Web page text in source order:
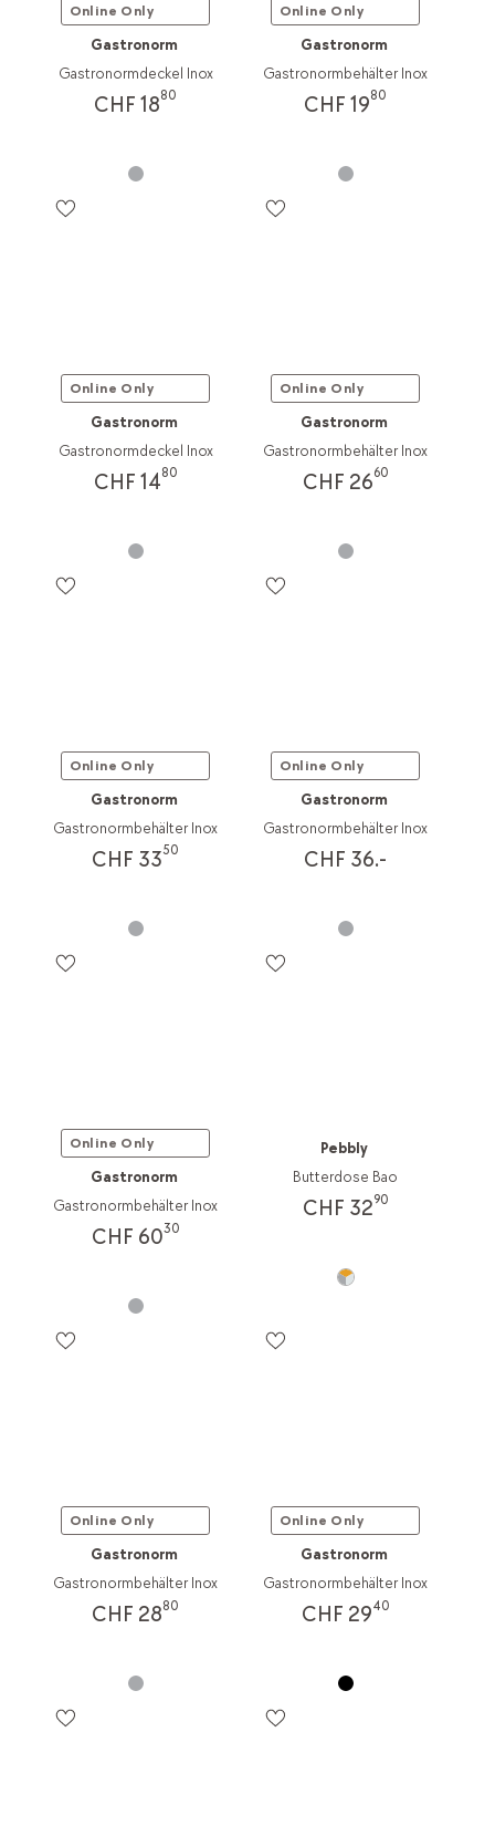
Online Only
Gastronorm
Gastronormdeckel Inox
CHF 1880
Online Only
Gastronorm
Gastronormbehälter Inox
CHF 1980
Online Only
Gastronorm
Gastronormdeckel Inox
CHF 1480
Online Only
Gastronorm
Gastronormbehälter Inox
CHF 2660
Online Only
Gastronorm
Gastronormbehälter Inox
CHF 3350
Online Only
Gastronorm
Gastronormbehälter Inox
CHF 36.-
Online Only
Gastronorm
Gastronormbehälter Inox
CHF 6030
Pebbly
Butterdose Bao
CHF 3290
Online Only
Gastronorm
Gastronormbehälter Inox
CHF 2880
Online Only
Gastronorm
Gastronormbehälter Inox
CHF 2940